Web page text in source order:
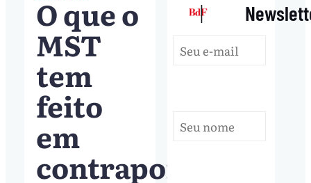
O que o
MST
tem
feito
em
contraponto
|